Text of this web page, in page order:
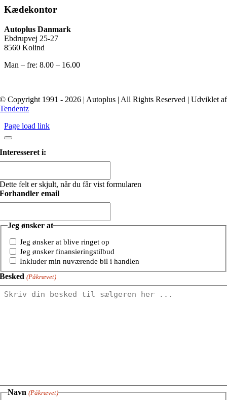
Kædekontor
Autoplus Danmark
Ebdrupvej 25-27
8560 Kolind
Man – fre: 8.00 – 16.00
© Copyright 1991 - 2026 | Autoplus | All Rights Reserved | Udviklet af
Tendentz
Page load link
Interesseret i:
Dette felt er skjult, når du får vist formularen
Forhandler email
Jeg ønsker at
Jeg ønsker at blive ringet op
Jeg ønsker finansieringstilbud
Inkluder min nuværende bil i handlen
Besked (Påkrævet)
Navn (Påkrævet)